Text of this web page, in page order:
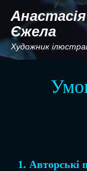
Анастасія
Єжела
Художник
1. Авторські